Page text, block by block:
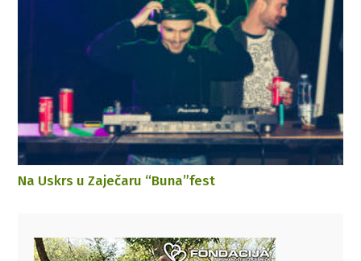
Na Uskrs u Zaječaru “Buna”fest